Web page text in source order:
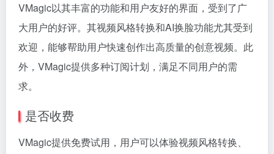
VMagic以其丰富的功能和用户友好的界面，受到了广
大用户的好评。其视频风格转换和AI换脸功能尤其受到
欢迎，能够帮助用户快速创作出高质量的创意视频。此
外，VMagic提供多种订阅计划，满足不同用户的需
求。
是否收费
VMagic提供免费试用，用户可以体验视频风格转换、